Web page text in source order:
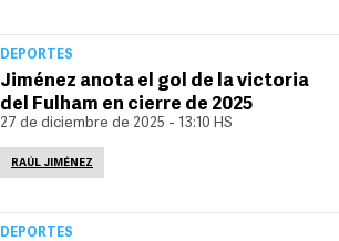
DEPORTES
Jiménez anota el gol de la victoria
del Fulham en cierre de 2025
27 de diciembre de 2025 - 13:10 HS
RAÚL JIMÉNEZ
DEPORTES